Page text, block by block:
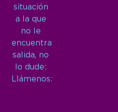
situación
a la que
no le
encuentra
salida, no
lo dude:
Llámenos: